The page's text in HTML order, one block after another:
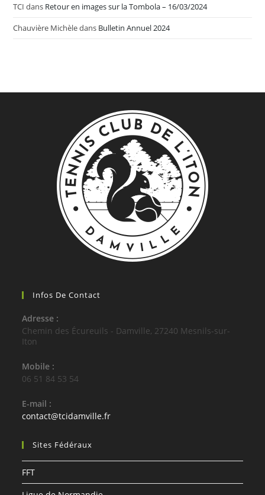
TCI dans Retour en images sur la Tombola – 16/03/2024
Chauvière Michèledans Bulletin Annuel 2024
Infos De Contact
Adresse :
Chemin des Écureuils - Damville, 27240 Mesnils-sur-
Iton
Mobile :
06 51 84 53 54
E-mail :
contact@tcidamville.frS’ouvre
Sites Fédéraux
FFT